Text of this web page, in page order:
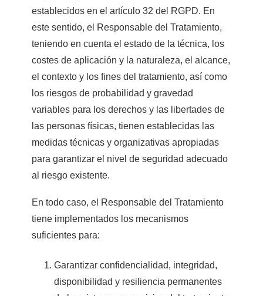
establecidos en el artículo 32 del RGPD. En
este sentido, el Responsable del Tratamiento,
teniendo en cuenta el estado de la técnica, los
costes de aplicación y la naturaleza, el alcance,
el contexto y los fines del tratamiento, así como
los riesgos de probabilidad y gravedad
variables para los derechos y las libertades de
las personas físicas, tienen establecidas las
medidas técnicas y organizativas apropiadas
para garantizar el nivel de seguridad adecuado
al riesgo existente.
En todo caso, el Responsable del Tratamiento
tiene implementados los mecanismos
suficientes para:
Garantizar confidencialidad, integridad,
disponibilidad y resiliencia permanentes